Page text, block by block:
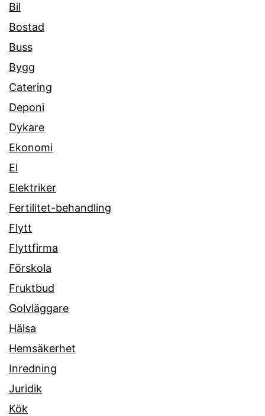
Bil
Bostad
Buss
Bygg
Catering
Deponi
Dykare
Ekonomi
El
Elektriker
Fertilitet-behandling
Flytt
Flyttfirma
Förskola
Fruktbud
Golvläggare
Hälsa
Hemsäkerhet
Inredning
Juridik
Kök